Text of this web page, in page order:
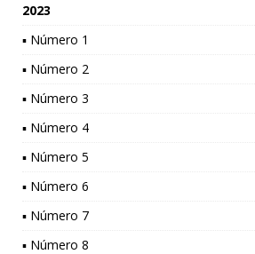
2023
▪ Número 1
▪ Número 2
▪ Número 3
▪ Número 4
▪ Número 5
▪ Número 6
▪ Número 7
▪ Número 8